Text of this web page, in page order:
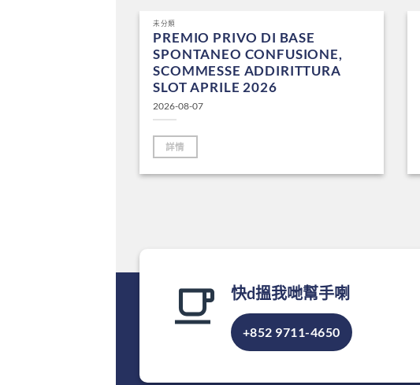
未分類
PREMIO PRIVO DI BASE
SPONTANEO CONFUSIONE,
SCOMMESSE ADDIRITTURA
SLOT APRILE 2026
2026-08-07
詳情
快d搵我哋幫手喇
+852 9711-4650